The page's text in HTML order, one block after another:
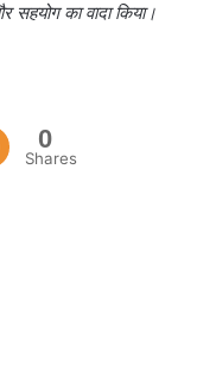
सहयोग का वादा किया।
0
Shares